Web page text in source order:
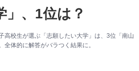
」、1位は？
高校生が選ぶ「志願したい大学」は、3位「南山
体的に解答がバラつく結果に。